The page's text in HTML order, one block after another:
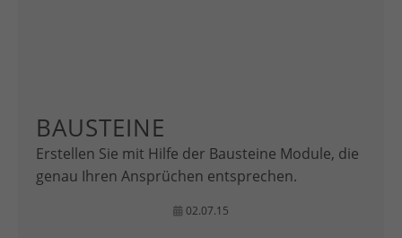
BAUSTEINE
Erstellen Sie mit Hilfe der Bausteine Module, die
genau Ihren Ansprüchen entsprechen.
02.07.15